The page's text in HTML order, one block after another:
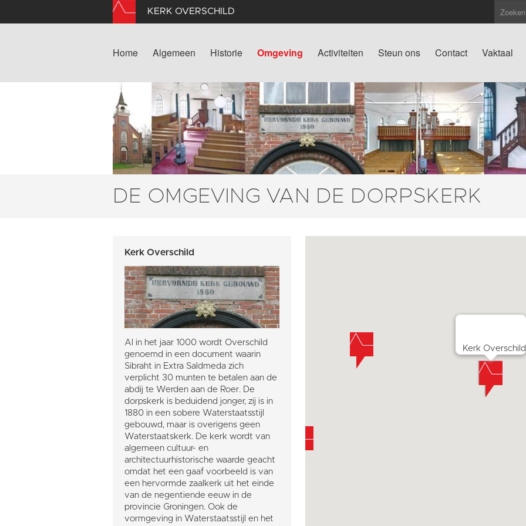
KERK OVERSCHILD
Home Algemeen Historie Omgeving Activiteiten Steun ons Contact Vaktaal
DE OMGEVING VAN DE DORPSKERK
Kerk Overschild
Al in het jaar 1000 wordt Overschild
genoemd in een document waarin
Sibraht in Extra Saldmeda zich
verplicht 30 munten te betalen aan de
abdij te Werden aan de Roer. De
dorpskerk is beduidend jonger, zij is in
1880 in een sobere Waterstaatsstijl
gebouwd, maar is overigens geen
Waterstaatskerk. De kerk wordt van
algemeen cultuur- en
architectuurhistorische waarde geacht
omdat het een gaaf voorbeeld is van
een hervormde zaalkerk uit het einde
van de negentiende eeuw in de
provincie Groningen. Ook de
vormgeving in Waterstaatsstijl en het
Kerk Overschild